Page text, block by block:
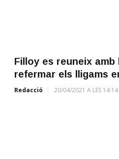
Filloy es reuneix
refermar els lligams
Redacció 20/04/2021 A LES 14:14